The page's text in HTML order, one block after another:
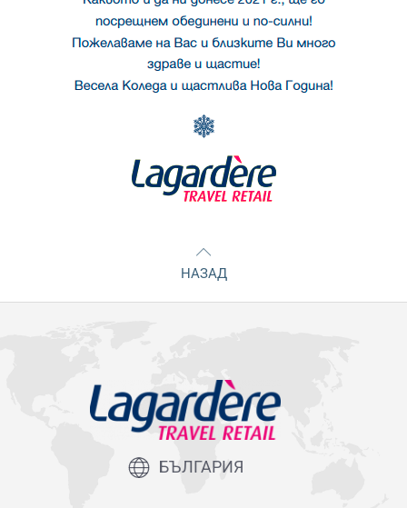
НАЗАД
БЪЛГАРИЯ